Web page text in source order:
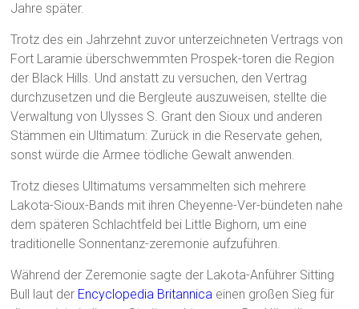
Jahre später.
Trotz des ein Jahrzehnt zuvor unterzeichneten Vertrags von
Fort Laramie überschwemmten Prospek-toren die Region
der Black Hills. Und anstatt zu versuchen, den Vertrag
durchzusetzen und die Bergleute auszuweisen, stellte die
Verwaltung von Ulysses S. Grant den Sioux und anderen
Stämmen ein Ultimatum: Zurück in die Reservate gehen,
sonst würde die Armee tödliche Gewalt anwenden.
Trotz dieses Ultimatums versammelten sich mehrere
Lakota-Sioux-Bands mit ihren Cheyenne-Ver-bündeten nahe
dem späteren Schlachtfeld bei Little Bighorn, um eine
traditionelle Sonnentanz-zeremonie aufzuführen.
Während der Zeremonie sagte der Lakota-Anführer Sitting
Bull laut der Encyclopedia Britannica einen großen Sieg für